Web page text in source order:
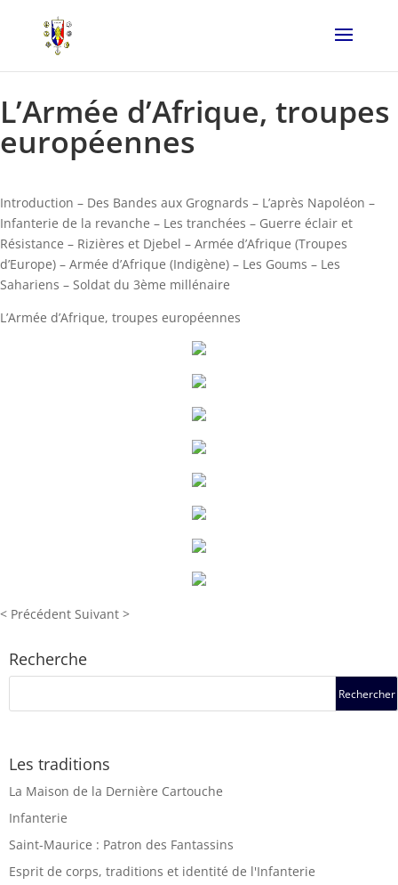
L’Armée d’Afrique, troupes
européennes
Introduction – Des Bandes aux Grognards – L’après Napoléon –
Infanterie de la revanche – Les tranchées – Guerre éclair et
Résistance – Rizières et Djebel – Armée d’Afrique (Troupes
d’Europe) – Armée d’Afrique (Indigène) – Les Goums – Les
Sahariens – Soldat du 3ème millénaire
L’Armée d’Afrique, troupes européennes
< Précédent Suivant >
Recherche
Les traditions
La Maison de la Dernière Cartouche
Infanterie
Saint-Maurice : Patron des Fantassins
Esprit de corps, traditions et identité de l'Infanterie